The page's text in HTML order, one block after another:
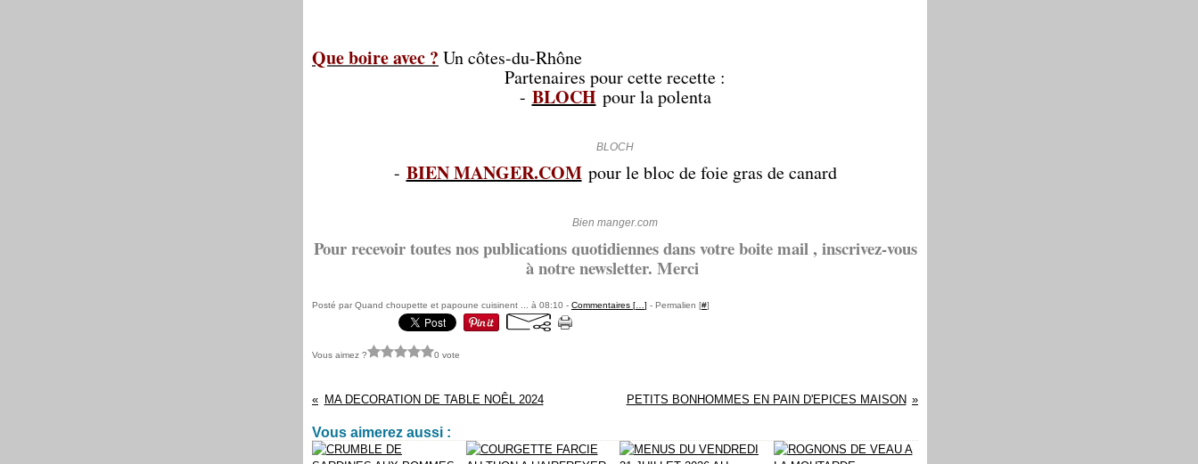
Que boire avec ? Un côtes-du-Rhône
Partenaires pour cette recette :
- BLOCH pour la polenta
BLOCH
- BIEN MANGER.COMpour le bloc de foie gras de canard
Bien manger.com
Pour recevoir toutes nos publications quotidiennes dans votre boite mail , inscrivez-vous
à notre newsletter. Merci
Posté par Quand choupette et papoune cuisinent ... à 08:10 - Commentaires [ ] - Permalien [#]
Vous aimez ? 0 vote
MA DECORATION DE TABLE NOÊL 2024 PETITS BONHOMMES EN PAIN D'EPICES MAISON
Vous aimerez aussi :